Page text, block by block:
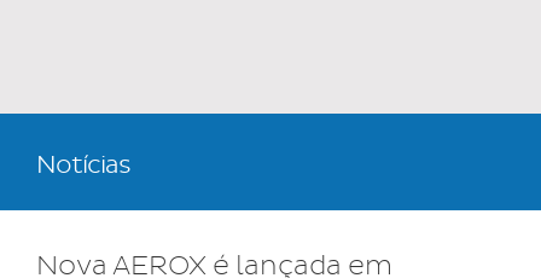
Notícias
Nova AEROX é lançada em